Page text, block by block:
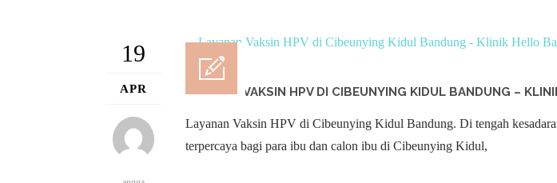
19
APR LAYANAN VAKSIN HPV DI CIBEUNYING KIDUL BANDUNG –
Layanan Vaksin HPV di Cibeunying Kidul Bandung. Di tengah
terpercaya bagi para ibu dan calon ibu di Cibeunying Kidul,